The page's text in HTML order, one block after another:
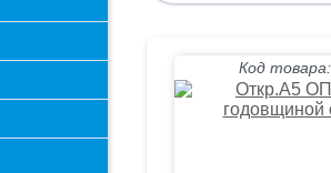
Код